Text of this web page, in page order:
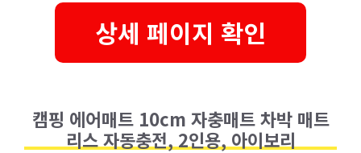
상세 페이지 확인
캠핑 에어매트 10cm 자충매트 차박 매트
리스 자동충전, 2인용, 아이보리